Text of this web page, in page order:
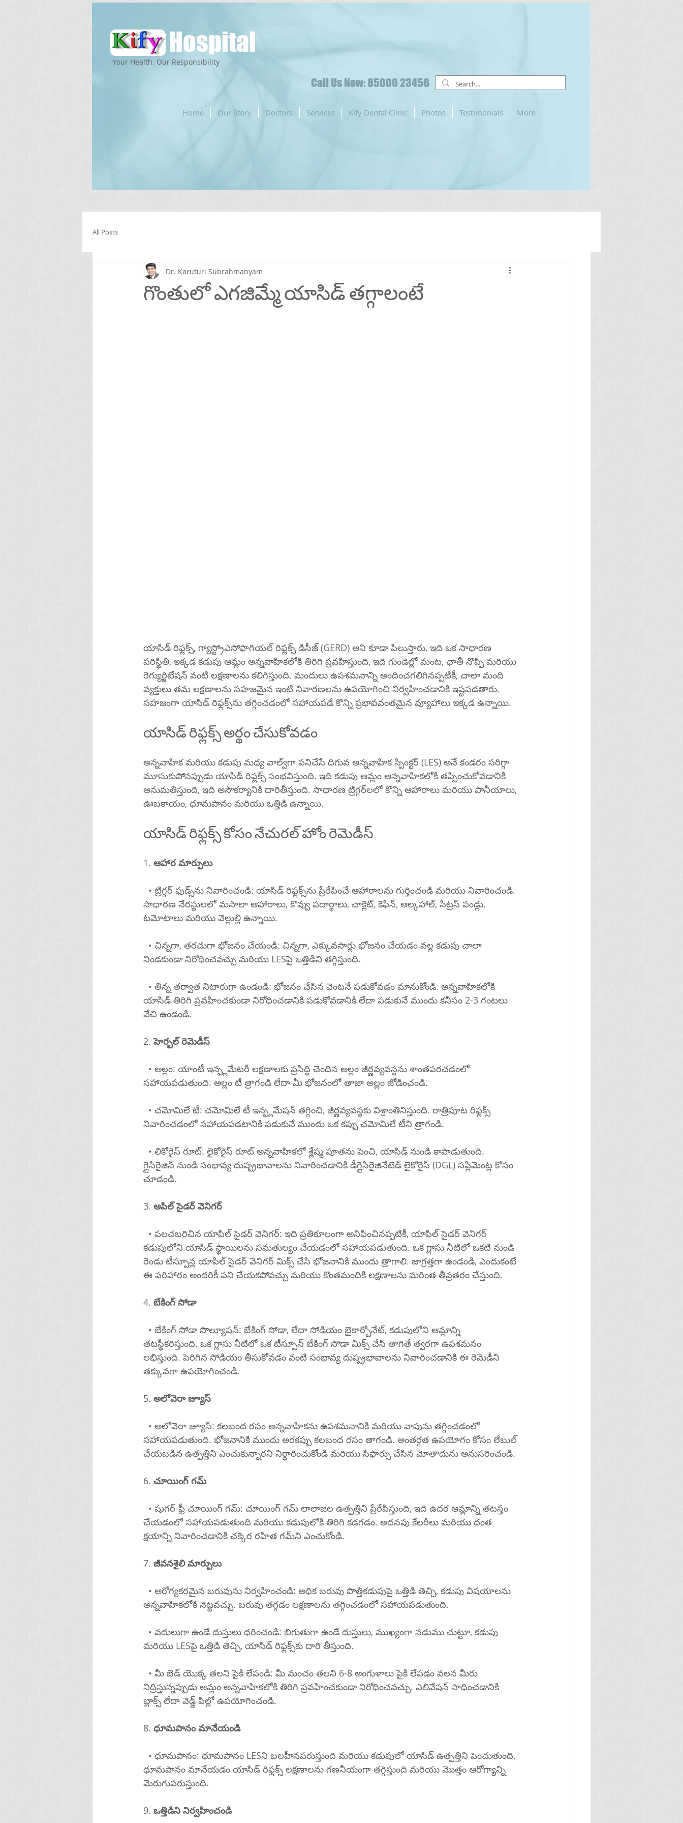
Hospital
Call Us Now: 85000 23456
Home Our Story Doctors Services Kify Dental Clinic Photos Testimonials More
Your Health. Our Responsibility
All Posts
గొంతులో ఎగజిమ్మే యాసిడ్ తగ్గాలంటే
Dr. Karuturi Subrahmanyam
యాసిడ్ రిఫ్లక్స్, గ్యాస్ట్రోఎసోఫాగియల్ రిఫ్లక్స్ డిసీజ్ (GERD) అని కూడా పిలుస్తారు, ఇది ఒక సాధారణ
పరిస్థితి, ఇక్కడ కడుపు ఆమ్లం అన్నవాహికలోకి తిరిగి ప్రవహిస్తుంది, ఇది గుండెల్లో మంట, ఛాతీ నొప్పి మరియు
రెగ్యుర్జిటేషన్ వంటి లక్షణాలను కలిగిస్తుంది. మందులు ఉపశమనాన్ని అందించగలిగినప్పటికీ, చాలా మంది
వ్యక్తులు తమ లక్షణాలను సహజమైన ఇంటి నివారణలను ఉపయోగించి నిర్వహించడానికి ఇష్టపడతారు.
సహజంగా యాసిడ్ రిఫ్లక్స్‌ను తగ్గించడంలో సహాయపడే కొన్ని ప్రభావవంతమైన వ్యూహాలు ఇక్కడ ఉన్నాయి.
యాసిడ్ రిఫ్లక్స్ అర్థం చేసుకోవడం
అన్నవాహిక మరియు కడుపు మధ్య వాల్వ్‌గా పనిచేసే దిగువ అన్నవాహిక స్పింక్టర్ (LES) అనే కండరం సరిగ్గా
మూసుకుపోనప్పుడు యాసిడ్ రిఫ్లక్స్ సంభవిస్తుంది. ఇది కడుపు ఆమ్లం అన్నవాహికలోకి తప్పించుకోవడానికి
అనుమతిస్తుంది, ఇది అసౌకర్యానికి దారితీస్తుంది. సాధారణ ట్రిగ్గర్‌లలో కొన్ని ఆహారాలు మరియు పానీయాలు,
ఊబకాయం, ధూమపానం మరియు ఒత్తిడి ఉన్నాయి.
యాసిడ్ రిఫ్లక్స్ కోసం నేచురల్ హోం రెమెడీస్
1. ఆహార మార్పులు
సాధారణ నేరస్థులలో మసాలా ఆహారాలు, కొవ్వు పదార్ధాలు, చాక్లెట్, కెఫిన్, ఆల్కహాల్, సిట్రస్ పండ్లు,
టమోటాలు మరియు వెల్లుల్లి ఉన్నాయి.
నిండకుండా నిరోధించవచ్చు మరియు LESపై ఒత్తిడిని తగ్గిస్తుంది.
యాసిడ్ తిరిగి ప్రవహించకుండా నిరోధించడానికి పడుకోవడానికి లేదా పడుకునే ముందు కనీసం 2-3 గంటలు
వేచి ఉండండి.
2. హెర్బల్ రెమెడీస్
సహాయపడుతుంది. అల్లం టీ త్రాగండి లేదా మీ భోజనంలో తాజా అల్లం జోడించండి.
నివారించడంలో సహాయపడటానికి పడుకునే ముందు ఒక కప్పు చమోమిలే టీని త్రాగండి.
గ్లైసిరైజిన్ నుండి సంభావ్య దుష్ప్రభావాలను నివారించడానికి డీగ్లైసిరైజినేటెడ్ లైకోరైస్ (DGL) సప్లిమెంట్ల కోసం
చూడండి.
3. ఆపిల్ సైడర్ వెనిగర్
కడుపులోని యాసిడ్ స్థాయిలను సమతుల్యం చేయడంలో సహాయపడుతుంది. ఒక గ్లాసు నీటిలో ఒకటి నుండి
రెండు టీస్పూన్ల యాపిల్ సైడర్ వెనిగర్ మిక్స్ చేసి భోజనానికి ముందు త్రాగాలి. జాగ్రత్తగా ఉండండి, ఎందుకంటే
ఈ పరిహారం అందరికీ పని చేయకపోవచ్చు మరియు కొంతమందికి లక్షణాలను మరింత తీవ్రతరం చేస్తుంది.
4. బేకింగ్ సోడా
తటస్థీకరిస్తుంది. ఒక గ్లాసు నీటిలో ఒక టీస్పూన్ బేకింగ్ సోడా మిక్స్ చేసి తాగితే త్వరగా ఉపశమనం
లభిస్తుంది. పెరిగిన సోడియం తీసుకోవడం వంటి సంభావ్య దుష్ప్రభావాలను నివారించడానికి ఈ రెమెడీని
తక్కువగా ఉపయోగించండి.
5. అలోవెరా జ్యూస్
సహాయపడుతుంది. భోజనానికి ముందు అరకప్పు కలబంద రసం తాగండి. అంతర్గత ఉపయోగం కోసం లేబుల్
చేయబడిన ఉత్పత్తిని ఎంచుకున్నారని నిర్ధారించుకోండి మరియు సిఫార్సు చేసిన మోతాదును అనుసరించండి.
6. చూయింగ్ గమ్
చేయడంలో సహాయపడుతుంది మరియు కడుపులోకి తిరిగి కడగడం. అదనపు కేలరీలు మరియు దంత
క్షయాన్ని నివారించడానికి చక్కెర రహిత గమ్‌ని ఎంచుకోండి.
7. జీవనశైలి మార్పులు
అన్నవాహికలోకి నెట్టవచ్చు. బరువు తగ్గడం లక్షణాలను తగ్గించడంలో సహాయపడుతుంది.
మరియు LESపై ఒత్తిడి తెచ్చి, యాసిడ్ రిఫ్లక్స్‌కు దారి తీస్తుంది.
నిద్రిస్తున్నప్పుడు ఆమ్లం అన్నవాహికలోకి తిరిగి ప్రవహించకుండా నిరోధించవచ్చు. ఎలివేషన్ సాధించడానికి
బ్లాక్స్ లేదా వెడ్జ్ పిల్లో ఉపయోగించండి.
8. ధూమపానం మానేయండి
ధూమపానం మానేయడం యాసిడ్ రిఫ్లక్స్ లక్షణాలను గణనీయంగా తగ్గిస్తుంది మరియు మొత్తం ఆరోగ్యాన్ని
మెరుగుపరుస్తుంది.
9. ఒత్తిడిని నిర్వహించండి